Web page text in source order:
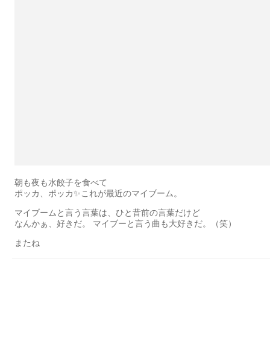
朝も夜も水餃子を食べて
ポッカ、ポッカ✨これが最近のマイブーム。
マイブームと言う言葉は、ひと昔前の言葉だけど
なんかぁ、好きだ。 マイブーと言う曲も大好きだ。（笑）
またね